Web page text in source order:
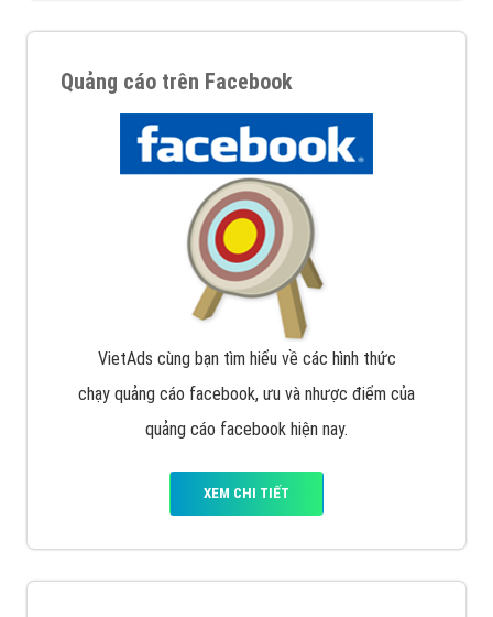
Quảng cáo trên Facebook
VietAds cùng bạn tìm hiểu về các hình thức
chạy quảng cáo facebook, ưu và nhược điểm của
quảng cáo facebook hiện nay.
XEM CHI TIẾT